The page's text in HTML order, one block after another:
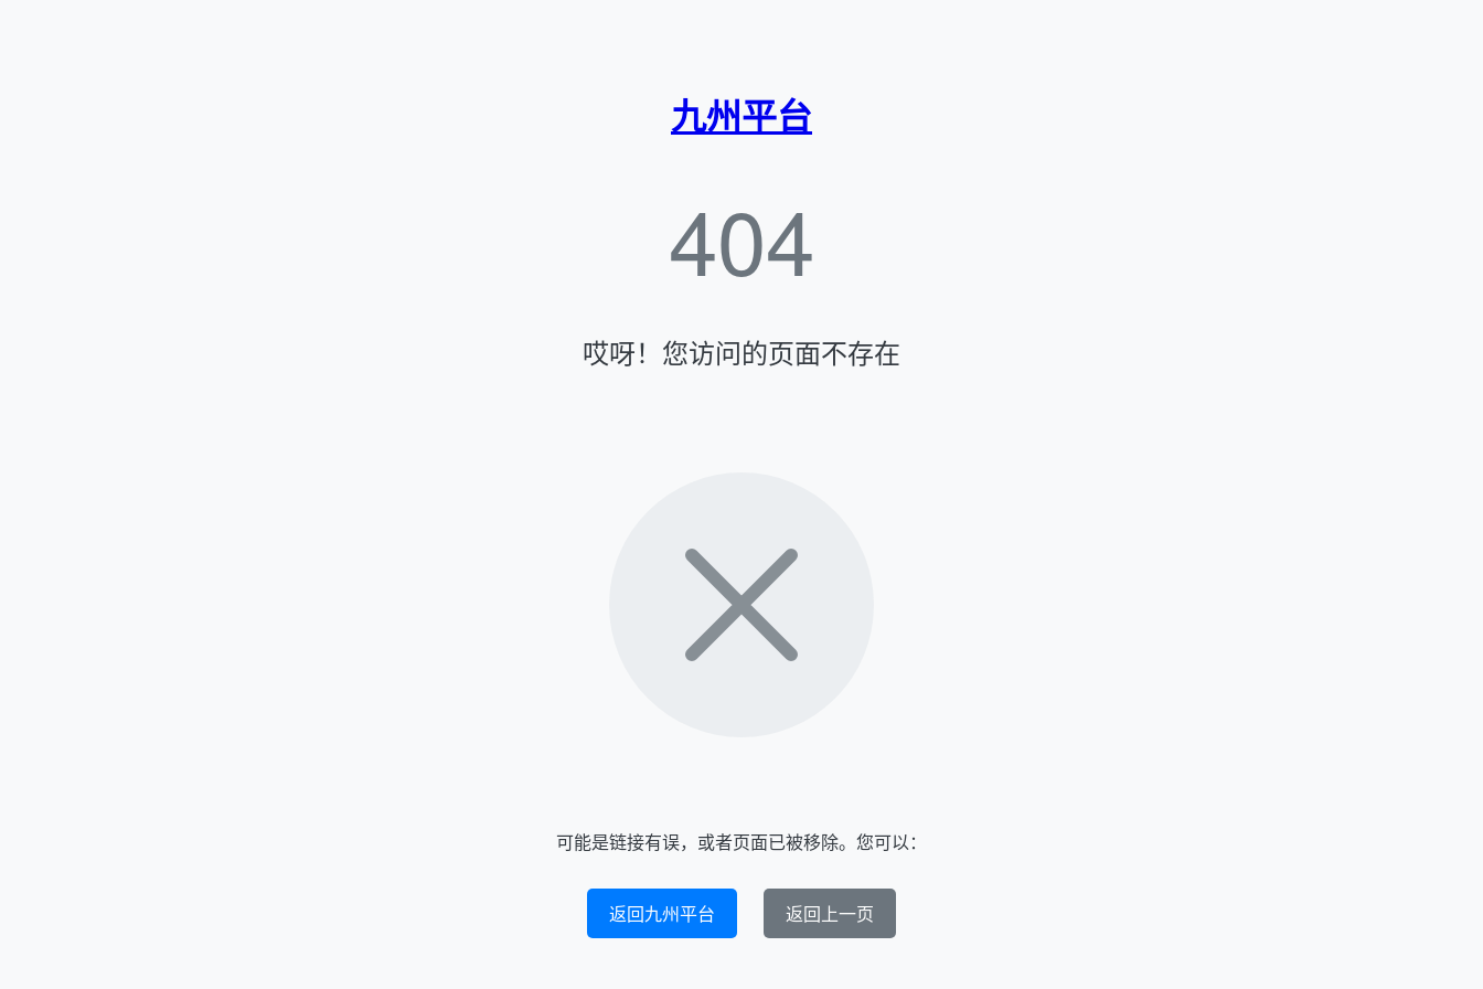
九州平台
404
哎呀！您访问的页面不存在
可能是链接有误，或者页面已被移除。您可以：
返回九州平台 返回上一页